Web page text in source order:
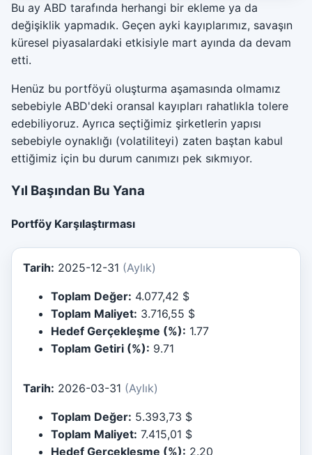
Bu ay ABD tarafında herhangi bir ekleme ya da
değişiklik yapmadık. Geçen ayki kayıplarımız, savaşın
küresel piyasalardaki etkisiyle mart ayında da devam
etti.
Henüz bu portföyü oluşturma aşamasında olmamız
sebebiyle ABD'deki oransal kayıpları rahatlıkla tolere
edebiliyoruz. Ayrıca seçtiğimiz şirketlerin yapısı
sebebiyle oynaklığı (volatiliteyi) zaten baştan kabul
ettiğimiz için bu durum canımızı pek sıkmıyor.
Yıl Başından Bu Yana
Portföy Karşılaştırması
Tarih: 2025-12-31 (Aylık)
Toplam Değer: 4.077,42 $
Toplam Maliyet: 3.716,55 $
Hedef Gerçekleşme (%): 1.77
Toplam Getiri (%): 9.71
Tarih: 2026-03-31 (Aylık)
Toplam Değer: 5.393,73 $
Toplam Maliyet: 7.415,01 $
Hedef Gerçekleşme (%): 2.20